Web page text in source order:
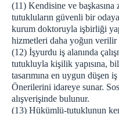
(11) Kendisine ve
tutukluların güvenli bir
kurum doktoruyla işbirliği
hizmetleri daha yoğun verilir
(12) İşyurdu iş alanında
tutukluyla kişilik yapısına,
tasarımına en uygun düşen
Önerilerini idareye sunar.
alışverişinde bulunur.
(13) Hükümlü-tutuklunun